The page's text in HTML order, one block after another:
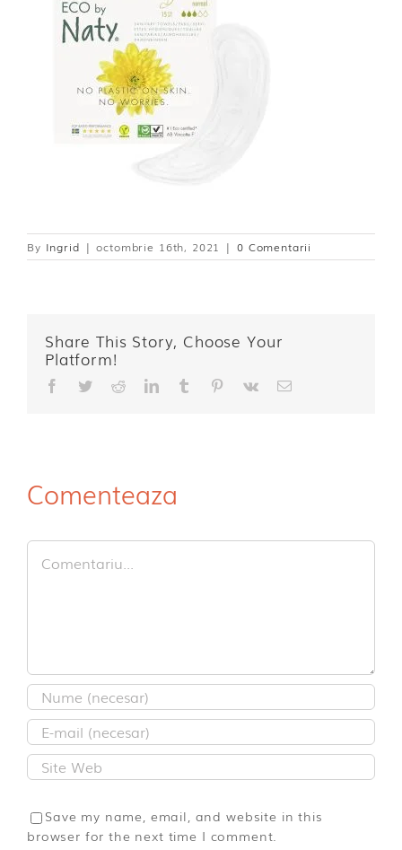
By Ingrid | octombrie 16th, 2021 | 0 Comentarii
Share This Story, Choose Your
Platform!
Facebook
TwitterRedditLinkedIn
TumblrPinterest
Vk
E-
Comenteaza
Comment
Save my name, email, and website in this
browser for the next time I comment.